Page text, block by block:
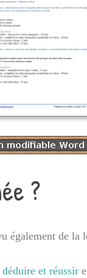
?
également de la
et réussir